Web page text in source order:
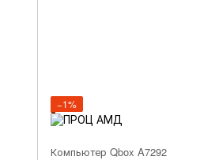
−1%
Компьютер Qbox A7292